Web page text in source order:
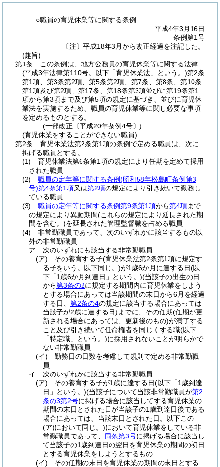
○職員の育児休業等に関する条例
平成4年3月16日
条例第1号
〔注〕平成18年3月から改正経過を注記した。
(趣旨)
第1条
この条例は、地方公務員の育児休業等に関する法律
(平成3年法律第110号。以下「育児休業法」という。)第2条
第1項、第3条第2項、第5条第2項、第7条、第8条、第10条
第1項及び第2項、第17条、第18条第3項並びに第19条第1
項から第3項まで及び第5項の規定に基づき、並びに育児休
業法を実施するため、職員の育児休業等に関し必要な事項
を定めるものとする。
(一部改正〔平成20年条例4号〕)
(育児休業をすることができない職員)
第2条
育児休業法第2条第1項の条例で定める職員は、次に
掲げる職員とする。
(1)
育児休業法第6条第1項の規定により任期を定めて採用
された職員
(2)
職員の定年等に関する条例(昭和58年松島町条例第3
号)第4条第1項又は第2項の規定により引き続いて勤務し
ている職員
(3)
職員の定年等に関する条例第9条第1項から第4項まで
の規定により異動期間(これらの規定により延長された期
間を含む。)を延長された管理監督職を占める職員
(4)
非常勤職員であって、次のいずれかに該当するもの以
外の非常勤職員
ア
次のいずれにも該当する非常勤職員
(ア)
その養育する子(育児休業法第2条第1項に規定す
る子をいう。以下同じ。)が1歳6か月に達する日(以
下「1歳6か月到達日」という。)(当該子の出生の日
から第3条の2に規定する期間内に育児休業をしよう
とする場合にあっては当該期間の末日から6月を経過
する日、第2条の4の規定に該当する場合にあっては
当該子が2歳に達する日) までに、その任期(任期が更
新される場合にあっては、更新後のもの)が満了する
こと及び引き続いて任命権者を同じくする職(以下
「特定職」という。)に採用されないことが明らかで
ない非常勤職員
(イ)
勤務日の日数を考慮して規則で定める非常勤職
員
イ
次のいずれかに該当する非常勤職員
(ア)
その養育する子が1歳に達する日(以下「1歳到達
日」という。)(当該子について当該非常勤職員が第2
条の3第2号に掲げる場合に該当してする育児休業の
期間の末日とされた日が当該子の1歳到達日後である
場合にあっては、当該末日とされた日。以下この
(ア)において同じ。)において育児休業をしている非
常勤職員であって、 同条第3号に掲げる場合に該当し
て当該子の1歳到達日の翌日を育児休業の期間の初日
とする育児休業をしようとするもの
(イ)
その任期の末日を育児休業の期間の末日とする